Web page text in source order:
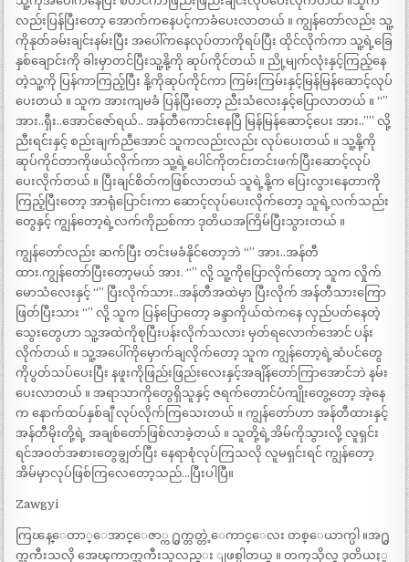
လည်းပြန်ပြီးတော့ အောက်ကနေပင့်ကာခံပေးလာတယ် ။ ကျွန်တော်လည်း သူ့
ကိုနုတ်ခမ်းချင်းနမ်းပြီး အပေါ်ကနေလုပ်တာကိုရပ်ပြီး ထိုင်လိုက်ကာ သူ့ရဲ့ခြေ
နှစ်ချောင်းကို ခါးမှာတင်ပြီးသူ့နို့ကို ဆုပ်ကိုင်တယ် ။ ညို့မျက်လုံးနှင့်ကြည့်နေ
တဲ့သူ့ကို ပြန်ကာကြည့်ပြီး နို့ကိုဆုပ်ကိုင်ကာ ကြမ်းကြမ်းနှင့်မြန်မြန်ဆောင့်လုပ်
ပေးတယ် ။ သူက အားကျမခံ ပြန်ပြီးတော့ ညီးသံလေးနှင့်ပြောလာတယ် ။ “”
အား..ရှီး..အောင်ဇော်ရယ်.. အန်တီကောင်းနေပြီ မြန်မြန်ဆောင့်ပေး အား..”” လို့
ညီးရင်းနှင့် စည်းချက်ညီအောင် သူကလည်းလည်း လုပ်ပေးတယ် ။ သူ့နို့ကို
ဆုပ်ကိုင်တာကိုဖယ်လိုက်ကာ သူ့ရဲ့ပေါင်ကိုတင်းတင်းဖက်ပြီးဆောင့်လုပ်
ပေးလိုက်တယ် ။ ပြီးချင်စိတ်ကဖြစ်လာတယ် သူရဲ့နို့က ပြေးလွားနေတာကို
ကြည့်ပြီးတော့ အာရုံပြောင်းကာ ဆောင့်လုပ်ပေးလိုက်တော့ သူရဲ့လက်သည်း
တွေနှင့် ကျွန်တော့ရဲ့လက်ကိုညစ်ကာ ဒုတိယအကြိမ်ပြီးသွားတယ် ။
ကျွန်တော်လည်း ဆက်ပြီး တင်းမခံနိုင်တော့ဘဲ “” အား..အန်တီ
ထား.ကျွန်တော်ပြီးတော့မယ် အား. “” လို့ သူ့ကိုပြောလိုက်တော့ သူက လှိုက်
မောသံလေးနှင့် “” ပြီးလိုက်သား..အန်တီအထဲမှာ ပြီးလိုက် အန်တီသားကြော
ဖြတ်ပြီးသား “” လို့ သူက ပြန်ပြောတော့ ခန္ဒာကိုယ်ထဲကနေ လှည်ပတ်နေတဲ့
သွေးတွေဟာ သူ့အထဲကိုစုပြီးပန်းလိုက်သလား မှတ်ရလောက်အောင် ပန်း
လိုက်တယ် ။ သူ့အပေါ်ကိုမှောက်ချလိုက်တော့ သူက ကျွန်တော့ရဲ့ဆံပင်တွေ
ကိုပွတ်သပ်ပေးပြီး နဖူးကိုဖြည်းဖြည်းလေးနှင့်အချိန်တော်ကြာအောင်ဘဲ နမ်း
ပေးလာတယ် ။ အရာသာကိုတွေရှိသူနှင့် ဇရက်တောင်ပံကျိုးတွေ့တော့ အဲ့နေ
က နောက်ထပ်နှစ်ချီ လုပ်လိုက်ကြသေးတယ် ။ ကျွန်တော်ဟာ အန်တီထားနှင့်
အန်တီမိုးတို့ရဲ့ အချစ်တော်ဖြစ်လာခဲ့တယ် ။ သူတို့ရဲ့အိမ်ကိုသွားလို့ လူရှင်း
ရင်အဝတ်အစားတွေချွတ်ပြီး နေရာစုံလုပ်ကြသလို လူမရှင်းရင် ကျွန်တော့
အိမ်မှာလုပ်ဖြစ်ကြလေတော့သည်…ပြီးပါပြီ။
Zawgyi
ကြၽန္ေတာ္ေအာင္ေဇာ္က ႐ွက္တတ္တဲ့ေကာင္ေလး တစ္ေယာက္ပါ ။အ႐ွ
က္ႀကီးသလို အေၾကာက္ႀကီးသူလည္း ျဖစ္ပါတယ္ ။ တကၠသိုလ္ ဒုတိယႏွ